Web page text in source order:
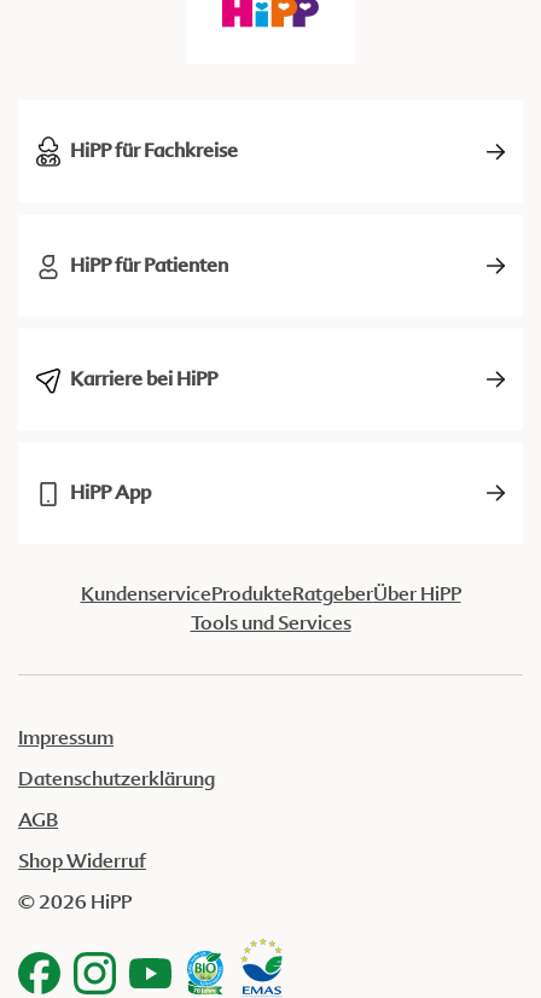
HiPP für Fachkreise
HiPP für Patienten
Karriere bei HiPP
HiPP App
KundenserviceProdukteRatgeberÜber HiPP
Tools und Services
Impressum
Datenschutzerklärung
AGB
Shop Widerruf
© 2026 HiPP